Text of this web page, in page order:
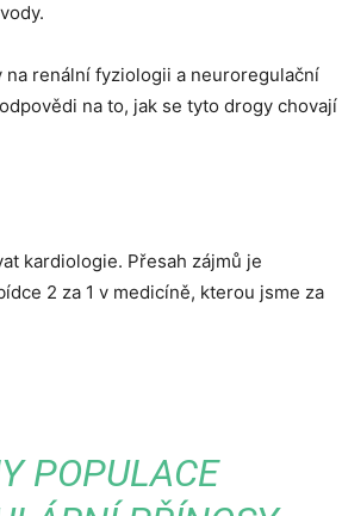
renální fyziologii a neuroregulační
na to, jak se tyto drogy chovají
kardiologie. Přesah zájmů je
2 za 1 v medicíně, kterou jsme za
POPULACE